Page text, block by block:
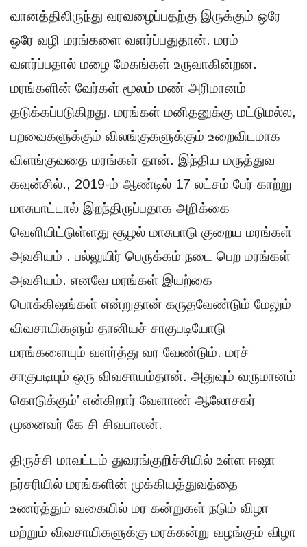
வானத்திலிருந்து வரவழைப்பதற்கு இருக்கும் ஒரே
ஒரே வழி மரங்களை வளர்ப்பதுதான். மரம்
வளர்ப்பதால் மழை மேகங்கள் உருவாகின்றன.
மரங்களின் வேர்கள் மூலம் மண் அரிமானம்
தடுக்கப்படுகிறது. மரங்கள் மனிதனுக்கு மட்டுமல்ல,
பறவைகளுக்கும் விலங்குகளுக்கும் உறைவிடமாக
விளங்குவதை மரங்கள் தான். இந்திய மருத்துவ
கவுன்சில்., 2019-ம் ஆண்டில் 17 லட்சம் பேர் காற்று
மாசுபாட்டால் இறந்திருப்பதாக அறிக்கை
வெளியிட்டுள்ளது சூழல் மாசுபாடு குறைய மரங்கள்
அவசியம் . பல்லுயிர் பெருக்கம் நடை பெற மரங்கள்
அவசியம். எனவே மரங்கள் இயற்கை
பொக்கிஷங்கள் என்றுதான் கருதவேண்டும் மேலும்
விவசாயிகளும் தானியச் சாகுபடியோடு
மரங்களையும் வளர்த்து வர வேண்டும். மரச்
சாகுபடியும் ஒரு விவசாயம்தான். அதுவும் வருமானம்
கொடுக்கும்’ என்கிறார் வேளாண் ஆலோசகர்
முனைவர் கே சி சிவபாலன்.
திருச்சி மாவட்டம் துவரங்குறிச்சியில் உள்ள ஈஷா
நர்சரியில் மரங்களின் முக்கியத்துவத்தை
உணர்த்தும் வகையில் மர கன்றுகள் நடும் விழா
மற்றும் விவசாயிகளுக்கு மரக்கன்று வழங்கும் விழா